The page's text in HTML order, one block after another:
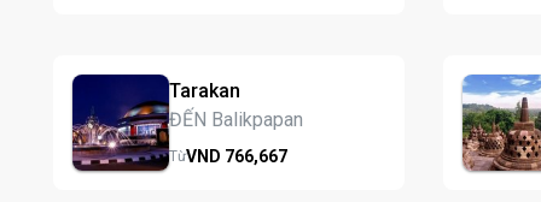
Tarakan
ĐẾN Balikpapan
TừVND 766,667